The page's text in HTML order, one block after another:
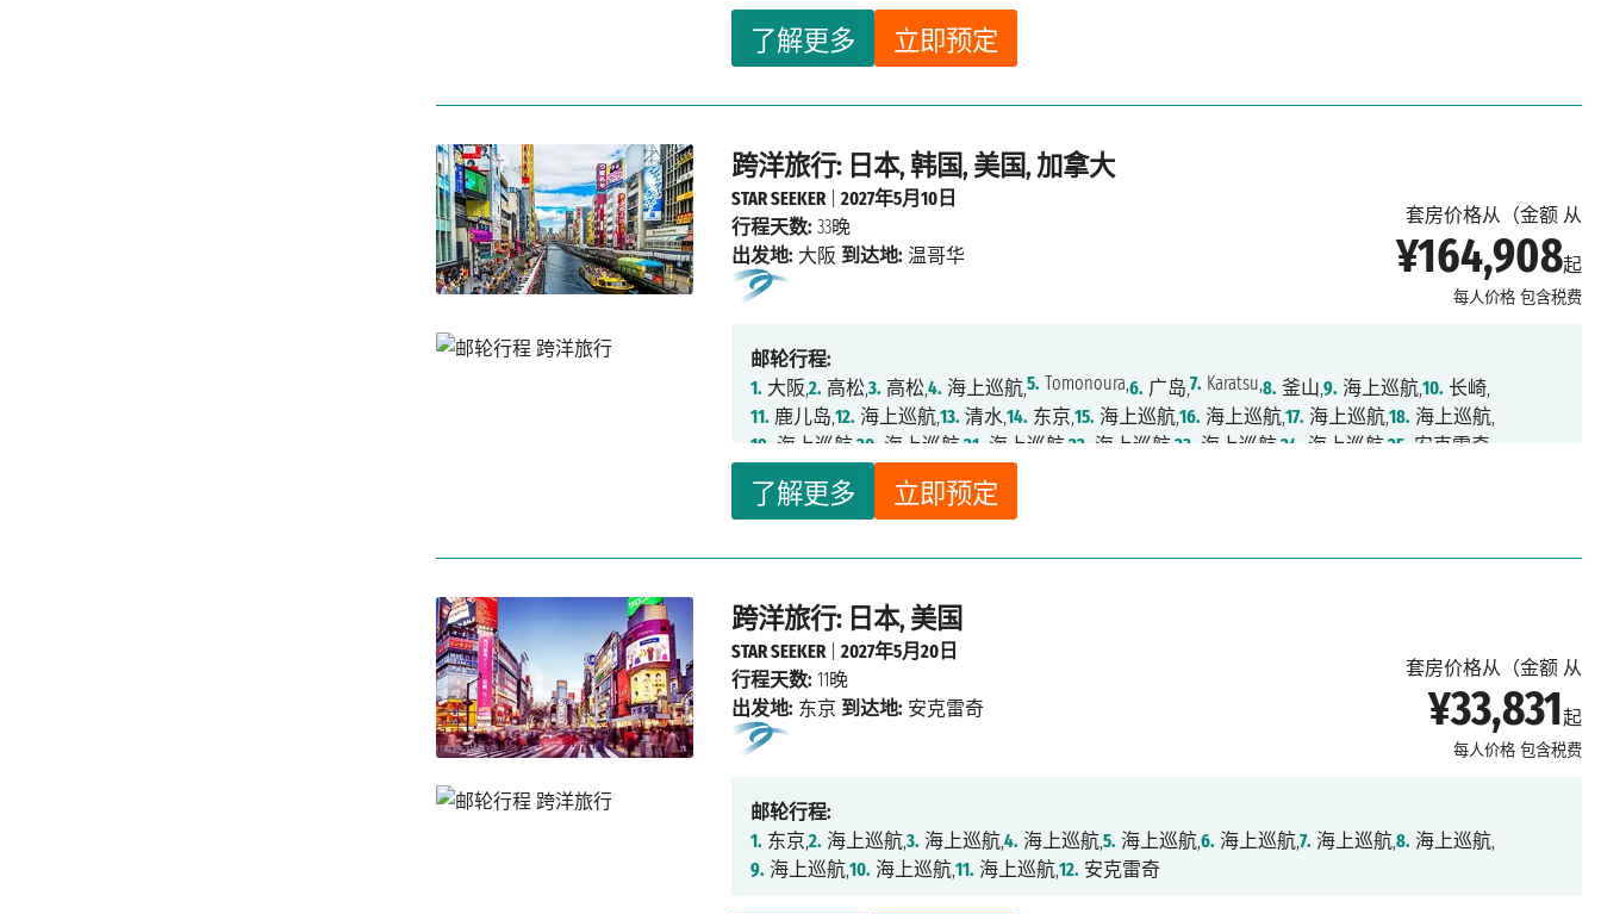
了解更多 立即预定
跨洋旅行: 日本, 韩国, 美国, 加拿大
套房价格从（金额 从
¥164,908起
每人价格 包含税费
了解更多 立即预定
STAR SEEKER|2027年5月10日
行程天数: 33晚
出发地: 大阪 到达地: 温哥华
邮轮行程:
1. 大阪,2. 高松,3. 高松,4. 海上巡航,5. Tomonoura,6. 广岛,7. Karatsu,8. 釜山,9. 海上巡航,10. 长崎,
11. 鹿儿岛,12. 海上巡航,13. 清水,14. 东京,15. 海上巡航,16. 海上巡航,17. 海上巡航,18. 海上巡航,
19. 海上巡航,20. 海上巡航,21. 海上巡航,22. 海上巡航,23. 海上巡航,24. 海上巡航,25. 安克雷奇,
26.Kenai Fjords National Park, 27.
34. 雾峡湾,35. 凯奇坎,36.海上巡航,
跨洋旅行: 日本, 美国
套房价格从（金额 从
¥33,831起
每人价格 包含税费
STAR SEEKER|2027年5月20日
行程天数: 11晚
出发地: 东京 到达地: 安克雷奇
邮轮行程:
1. 东京,2. 海上巡航,3. 海上巡航,4. 海上巡航,5. 海上巡航,6. 海上巡航,7. 海上巡航,8. 海上巡航,
9. 海上巡航,10. 海上巡航,11. 海上巡航,12. 安克雷奇